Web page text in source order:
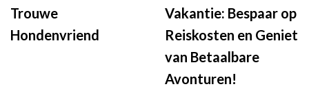
Trouwe
Hondenvriend
Vakantie: Bespaar op
Reiskosten en Geniet
van Betaalbare
Avonturen!